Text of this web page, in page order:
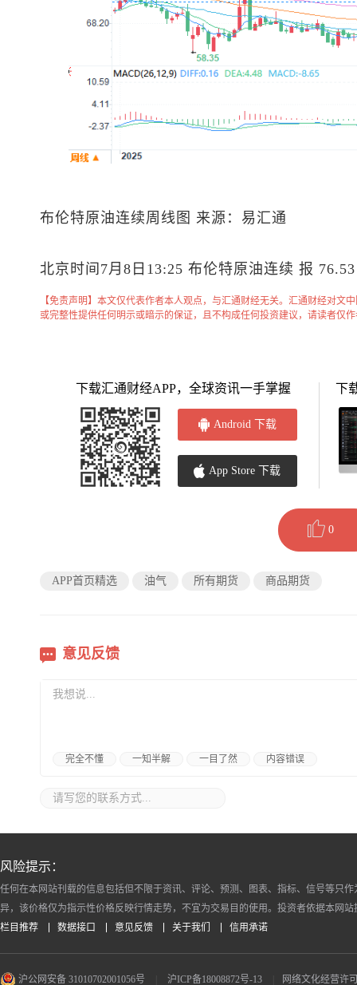
布伦特原油连续周线图 来源：易汇通
北京时间7月8日13:25 布伦特原油连续 报
【免责声明】本文仅代表作者本人观点，与汇通财经无关。汇通财经对文
或完整性提供任何明示或暗示的保证，且不构成任何投资建议，请读者仅
下载汇通财经APP，全球资讯一手掌握
Android 下载
App Store 下载
下
0
APP首页精选 油气 所有期货 商品期货
意见反馈
完全不懂 一知半解 一目了然 内容错误
风险提示：
任何在本网站刊载的信息包括但不限于资讯、评论、预测、图表、指标、信号等只
异，该价格仅为指示性价格反映行情走势，不宜为交易目的使用。投资者依据本网
栏目推荐
数据接口 意见反馈 关于我们 信用承诺
沪公网安备 31010702001056号 沪ICP备18008872号-13 网络文化经营许